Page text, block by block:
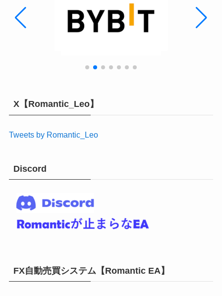
X【Romantic_Leo】
Tweets by Romantic_Leo
Discord
FX自動売買システム【Romantic EA】